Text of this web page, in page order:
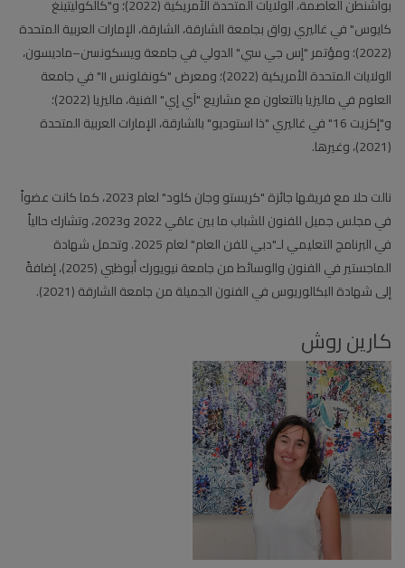
بواشنطن العاصمة، الولايات المتحدة الأمريكية (2022)؛ و"كالكوليتينغ
كايوس" في غاليري رواق بجامعة الشارقة، الشارقة، الإمارات العربية المتحدة
(2022)؛ ومؤتمر "إس جي سي" الدولي في جامعة ويسكونسن–ماديسون،
الولايات المتحدة الأمريكية (2022)؛ ومعرض "كونفلونس II" في جامعة
العلوم في ماليزيا بالتعاون مع مشاريع "آي إي" الفنية، ماليزيا (2022)؛
و"إكزيت 16" في غاليري "ذا استوديو" بالشارقة، الإمارات العربية المتحدة
(2021)، وغيرها.
نالت حلا مع فريقها جائزة "كريستو وجان كلود" لعام 2023، كما كانت عضواً
في مجلس جميل للفنون للشباب ما بين عامَي 2022 و2023، وتشارك حالياً
في البرنامج التعليمي لـ"دبي للفن العام" لعام 2025. وتحمل شهادة
الماجستير في الفنون والوسائط من جامعة نيويورك أبوظبي (2025)، إضافةً
إلى شهادة البكالوريوس في الفنون الجميلة من جامعة الشارقة (2021).
كارين روش